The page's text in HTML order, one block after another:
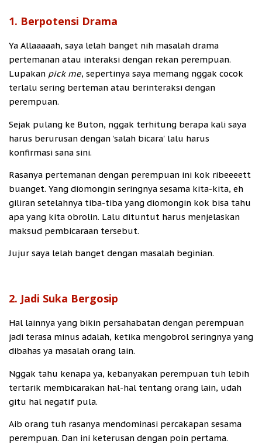
1. Berpotensi Drama
Ya Allaaaaah, saya lelah banget nih masalah drama
pertemanan atau interaksi dengan rekan perempuan.
Lupakan pick me, sepertinya saya memang nggak cocok
terlalu sering berteman atau berinteraksi dengan
perempuan.
Sejak pulang ke Buton, nggak terhitung berapa kali saya
harus berurusan dengan 'salah bicara' lalu harus
konfirmasi sana sini.
Rasanya pertemanan dengan perempuan ini kok ribeeeett
buanget. Yang diomongin seringnya sesama kita-kita, eh
giliran setelahnya tiba-tiba yang diomongin kok bisa tahu
apa yang kita obrolin. Lalu dituntut harus menjelaskan
maksud pembicaraan tersebut.
Jujur saya lelah banget dengan masalah beginian.
2. Jadi Suka Bergosip
Hal lainnya yang bikin persahabatan dengan perempuan
jadi terasa minus adalah, ketika mengobrol seringnya yang
dibahas ya masalah orang lain.
Nggak tahu kenapa ya, kebanyakan perempuan tuh lebih
tertarik membicarakan hal-hal tentang orang lain, udah
gitu hal negatif pula.
Aib orang tuh rasanya mendominasi percakapan sesama
perempuan. Dan ini keterusan dengan poin pertama.